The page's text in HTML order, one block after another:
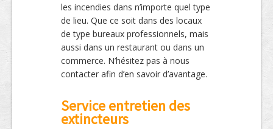
les incendies dans n’importe quel type
de lieu. Que ce soit dans des locaux
de type bureaux professionnels, mais
aussi dans un restaurant ou dans un
commerce. N’hésitez pas à nous
contacter afin d’en savoir d’avantage.
Service entretien des
extincteurs